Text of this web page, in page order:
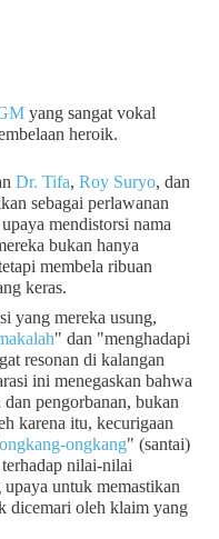
yang sangat vokal
heroik.
Dr. Tifa, Roy Suryo, dan
sebagai perlawanan
mendistorsi nama
bukan hanya
membela ribuan
keras.
yang mereka usung,
" dan "menghadapi
resonan di kalangan
ini menegaskan bahwa
pengorbanan, bukan
karena itu, kecurigaan
ongkang-ongkang" (santai)
nilai-nilai
untuk memastikan
dicemari oleh klaim yang